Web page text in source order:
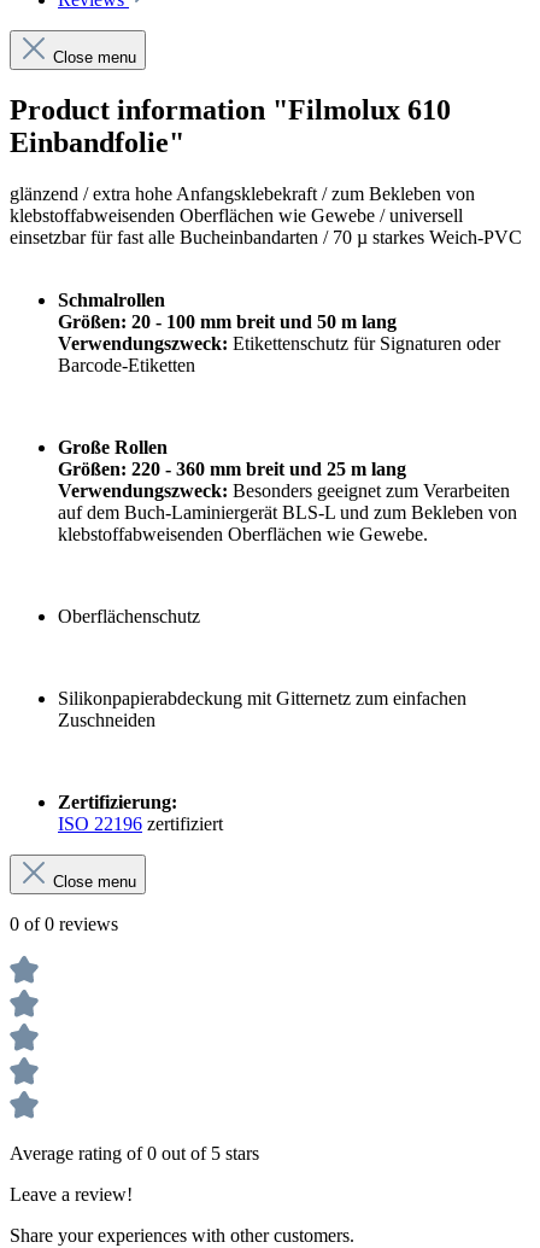
Close menu
Product information "Filmolux 610
Einbandfolie"
glänzend /extra hohe Anfangsklebekraft /zum Bekleben von
klebstoffabweisenden Oberflächen wie Gewebe / universell
einsetzbar für fast alle Bucheinbandarten / 70 µ starkes Weich-PVC
Schmalrollen
Größen: 20 - 100 mm breit und 50 m lang
Verwendungszweck: Etikettenschutz für Signaturen oder
Barcode-Etiketten
Große Rollen
Größen: 220 - 360 mm breit und 25 m lang
Verwendungszweck: Besonders geeignet zum Verarbeiten
auf dem Buch-Laminiergerät BLS-L und zum Bekleben von
klebstoffabweisenden Oberflächen wie Gewebe.
Oberflächenschutz
Silikonpapierabdeckung mit Gitternetz zum einfachen
Zuschneiden
Zertifizierung:
ISO 22196 zertifiziert
Close menu
0 of 0 reviews
Average rating of 0 out of 5 stars
Leave a review!
Share your experiences with other customers.